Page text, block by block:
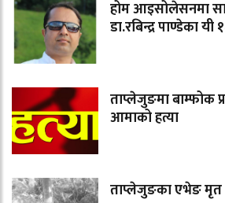
होम आइसोलेसनमा
डा.रबिन्द्र पाण्डेका
ताप्लेजुङमा बाम्फोक
आमाको हत्या
ताप्लेजुङका एभेङ